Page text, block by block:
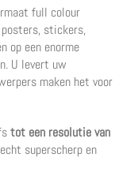
full colour
posters, stickers,
op een enorme
U levert uw
maken het voor
tot een resolutie van
superscherp en